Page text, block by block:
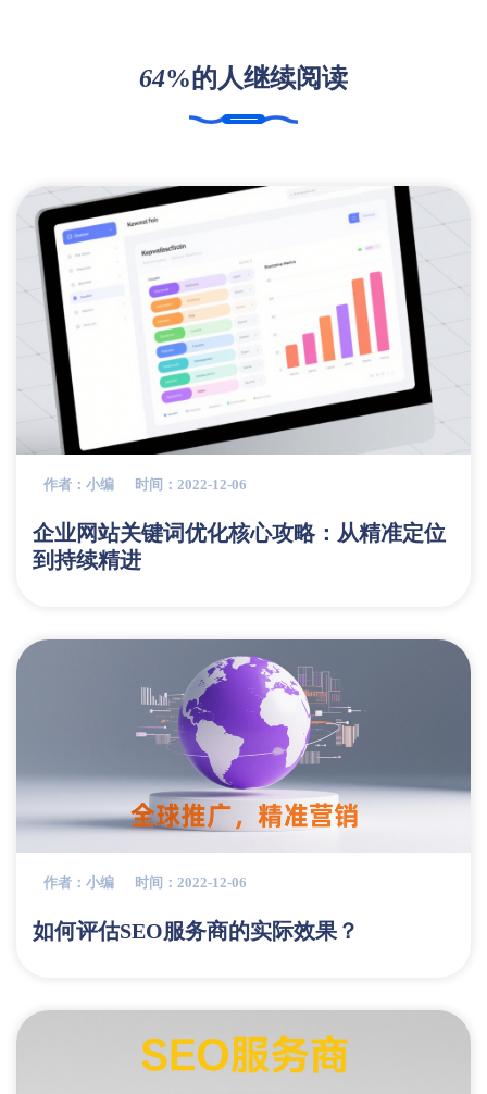
64%的人继续阅读
作者：小编 时间：2022-12-06
企业网站关键词优化核心攻略：从精准定位
到持续精进
作者：小编 时间：2022-12-06
如何评估SEO服务商的实际效果？